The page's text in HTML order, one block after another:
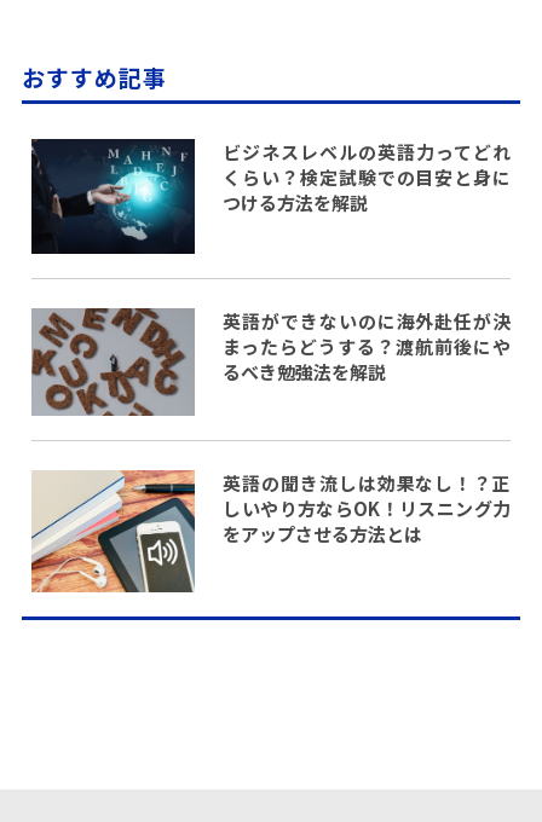
おすすめ記事
ビジネスレベルの英語力ってどれ
くらい？検定試験での目安と身に
つける方法を解説
英語ができないのに海外赴任が決
まったらどうする？渡航前後にや
るべき勉強法を解説
英語の聞き流しは効果なし！？正
しいやり方ならOK！リスニング力
をアップさせる方法とは